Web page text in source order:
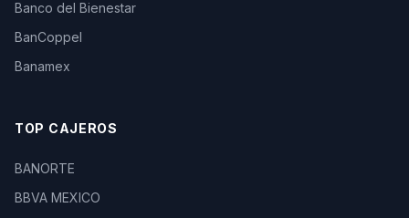
Banco del Bienestar
BanCoppel
Banamex
TOP CAJEROS
BANORTE
BBVA MEXICO